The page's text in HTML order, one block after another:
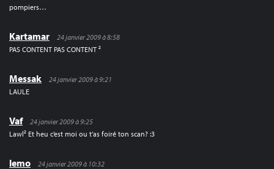
pompiers…
Kartamar
24 janvier 2009 à 8:58
PAS CONTENT PAS CONTENT ²
Messak
24 janvier 2009 à 9:21
LAULE
Vaf
24 janvier 2009 à 9:25
Lawl² Et heu c’est moi ou t’as foiré ton scan? :3
lemo 24 janvier 2009 à 10:32